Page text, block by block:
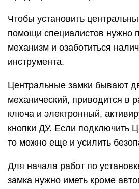
Чтобы установить
помощи специалистов нужно
механизм и озаботиться
инструмента.
Центральные замки бывают
механический, приводится в
ключа и электронный,
кнопки ДУ. Если подключить
то можно еще и усилить
Для начала работ по
замка нужно иметь кроме